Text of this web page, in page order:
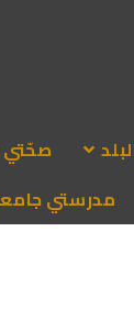
مدرستي